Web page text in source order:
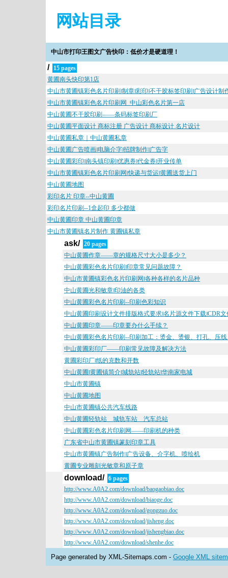
网站目录
中山市打印王图文广告快印：低价才是硬道理！
/ 15 pages
黄圃南头快印第1店
中山市黄圃镇彩色名片印刷‖制章‖彩印‖不干胶标签印刷‖广告设计制
中山市黄圃镇彩色名片印刷网_中山彩色名片第一店
中山黄圃不干胶印刷——条码标签印刷厂
中山黄圃平面设计 商标注册 广告设计 商标设计 名片设计
中山黄圃私章｜中山黄圃私章
中山黄圃广告喷画‖电脑介字‖招牌制作‖广告字
中山黄圃彩印‖南头镇印刷‖优惠券‖代金券‖开业传单
中山市黄圃镇彩色名片印刷网‖快递与货运‖黄圃送货上门
中山黄圃地图
彩印名片 印章--中山黄圃
彩印名片印刷--1盒起印 多少都做
中山黄圃印章 中山黄圃印章
中山市黄圃镇名片制作 黄圃镇私章
ask/ 20 pages
中山黄圃作章——章的规格尺寸大小是多少？
中山黄圃彩色名片印刷‖印章常见问题故障？
中山市黄圃镇彩色名片印刷网‖各种各样的名片品种
中山黄圃光和敏章‖印油的各类
中山黄圃彩色名片印刷--印刷色彩知识
中山黄圃印刷设计文件排版格式要求‖名片源文件下载‖CDR
中山黄圃印章——印章要办什么手续？
中山黄圃彩色名片印刷--印刷加工：烫金、烫银、打孔、压
中山黄圃彩印厂——印刷常见故障及解决方法
黄圃彩印厂‖纸的克数和开数
中山黄圃‖黄圃镇简介‖城轨站‖轻轨站‖华南家电城
中山市黄圃镇
中山黄圃地图
中山市黄圃镇公共汽车线路
中山黄圃轻轨站__城轨车站__汽车总站
中山黄圃彩色名片印刷网——印刷机的种类
广东省中山市黄圃镇篆刻印章工具
中山市黄圃镇广告制作‖广告设备、介字机、喷绘机
黄圃专业雕刻光敏章和原子章
download/ 6 pages
http://www.A0A2.com/download/baogaobiao.doc
http://www.A0A2.com/download/biaoge.doc
http://www.A0A2.com/download/gongzuo.doc
http://www.A0A2.com/download/jisheng.doc
http://www.A0A2.com/download/jishengbiao.doc
http://www.A0A2.com/download/shenhe.doc
Page generated by XML-Sitemaps.com - Google XML